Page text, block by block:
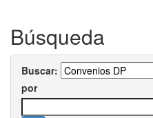
Búsqueda
Buscar:
por